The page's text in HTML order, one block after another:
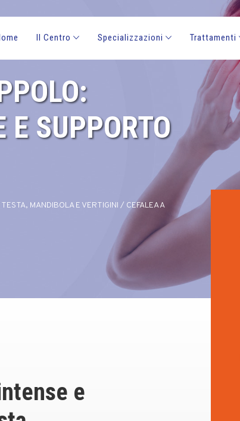
Il Centro Specializzazioni Trattamenti
E SUPPORTO
TESTA, MANDIBOLA E VERTIGINI / CEFALEA A
e